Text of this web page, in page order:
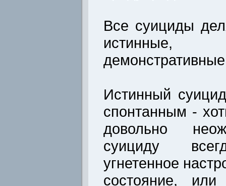
Все суициды
Истинный
спонтанным -
довольно
суициду
угнетенное
состояние,